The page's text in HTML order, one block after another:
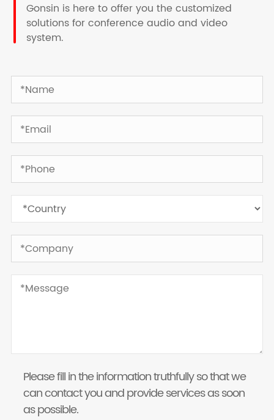
Gonsin is here to offer you the customized
solutions for conference audio and video
system.
Please fill in the information truthfully so that we
can contact you and provide services as soon
as possible.